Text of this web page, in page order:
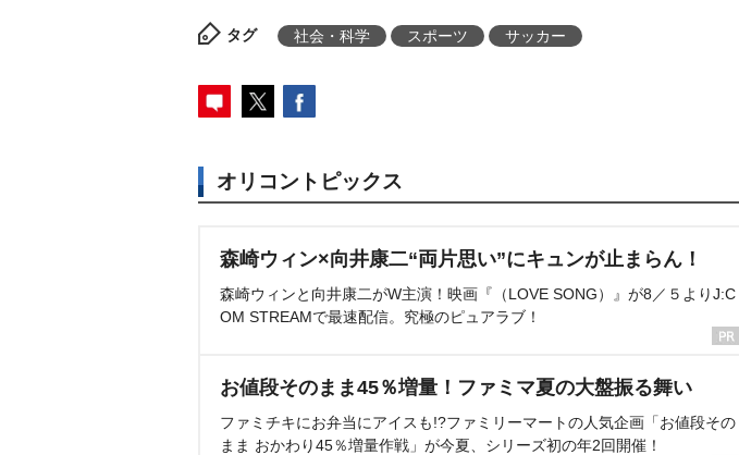
タグ 社会・科学 スポーツ サッカー
オリコントピックス
森崎ウィン×向井康二“両片思い”にキュンが止まらん！
森崎ウィンと向井康二がW主演！映画『（LOVE SONG）』が8／５よりJ:C
OM STREAMで最速配信。究極のピュアラブ！
お値段そのまま45％増量！ファミマ夏の大盤振る舞い
ファミチキにお弁当にアイスも!?ファミリーマートの人気企画「お値段その
まま おかわり45％増量作戦」が今夏、シリーズ初の年2回開催！